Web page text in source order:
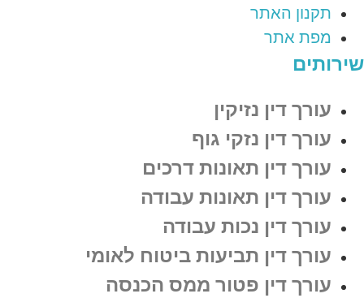
תקנון האתר
מפת אתר
שירותים
עורך דין נזיקין
עורך דין נזקי גוף
עורך דין תאונות דרכים
עורך דין תאונות עבודה
עורך דין נכות עבודה
עורך דין תביעות ביטוח לאומי
עורך דין פטור ממס הכנסה